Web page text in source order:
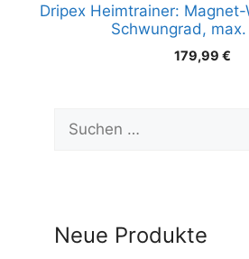
Dripex Heimtrainer:
Schwungrad, max.
179,99 €
Suchen
nach:
Neue Produkte